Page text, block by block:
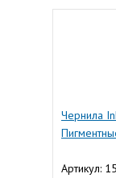
Чернила
Артикул: